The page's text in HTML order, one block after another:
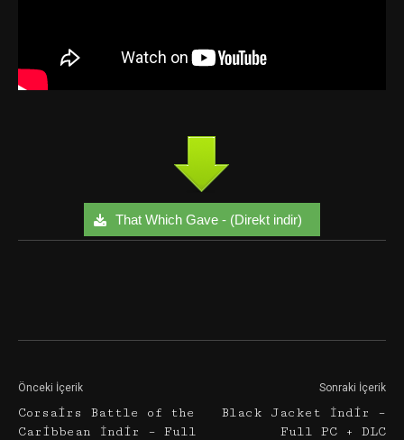
That Which Gave - (Direkt indir)
Önceki İçerik
Corsairs Battle of the
Caribbean İndir – Full
Sonraki İçerik
Black Jacket İndir –
Full PC + DLC